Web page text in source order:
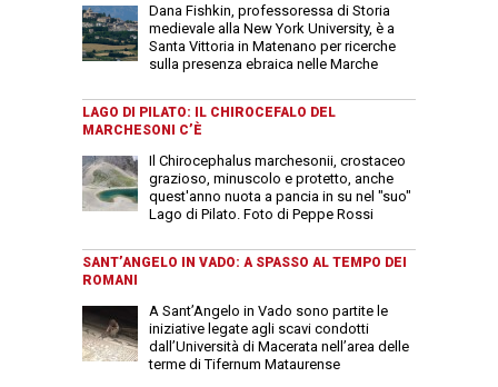
Dana Fishkin, professoressa di Storia
medievale alla New York University, è a
Santa Vittoria in Matenano per ricerche
sulla presenza ebraica nelle Marche
LAGO DI PILATO: IL CHIROCEFALO DEL
MARCHESONI C’È
Il Chirocephalus marchesonii, crostaceo
grazioso, minuscolo e protetto, anche
quest'anno nuota a pancia in su nel "suo"
Lago di Pilato. Foto di Peppe Rossi
SANT’ANGELO IN VADO: A SPASSO AL TEMPO DEI
ROMANI
A Sant’Angelo in Vado sono partite le
iniziative legate agli scavi condotti
dall’Università di Macerata nell’area delle
terme di Tifernum Mataurense